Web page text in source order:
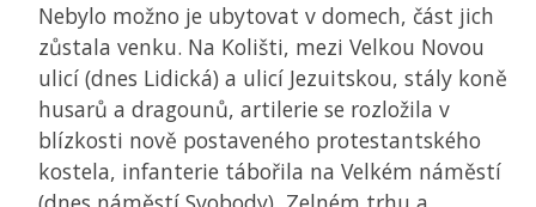
Nebylo možno je ubytovat v domech, část jich
zůstala venku. Na Kolišti, mezi Velkou Novou
ulicí (dnes Lidická) a ulicí Jezuitskou, stály koně
husarů a dragounů, artilerie se rozložila v
blízkosti nově postaveného protestantského
kostela, infanterie tábořila na Velkém náměstí